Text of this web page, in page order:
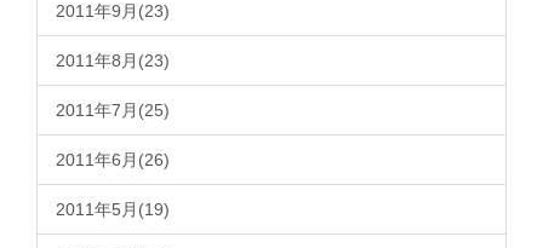
2011年9月(23)
2011年8月(23)
2011年7月(25)
2011年6月(26)
2011年5月(19)